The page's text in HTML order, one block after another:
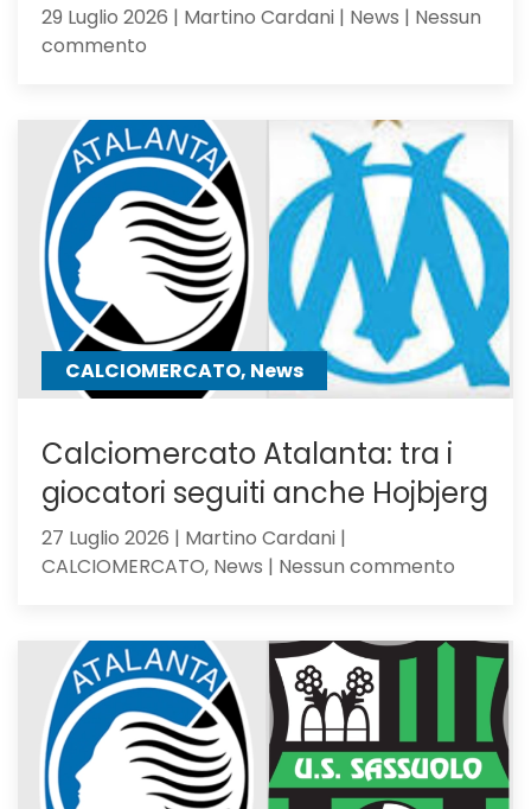
29 Luglio 2026 | Martino Cardani | News | Nessun
commento
23,
Serie
C
Girone
B
CALCIOMERCATO, News
Calciomercato Atalanta: tra i
giocatori seguiti anche Hojbjerg
27 Luglio 2026 | Martino Cardani |
CALCIOMERCATO, News | Nessun commento
tra
seguiti
anche
Hojbjerg